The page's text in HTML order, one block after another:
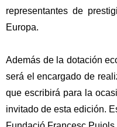
representantes de
Europa.
Además de la dotación
será el encargado de
que escribirá para la
invitado de esta edición.